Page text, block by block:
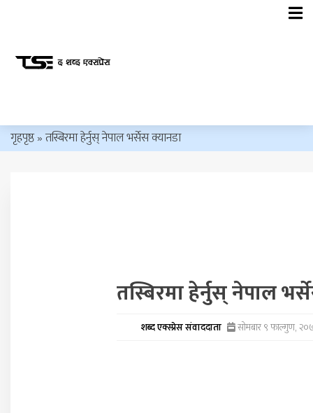
गृहपृष्ठ»तस्बिरमा हेर्नुस् नेपाल भर्सेस क्यानडा
तस्बिरमा हेर्नुस् नेपाल
शब्द एक्स्प्रेस संवाददाता सोमबार ९ फाल्गुण,